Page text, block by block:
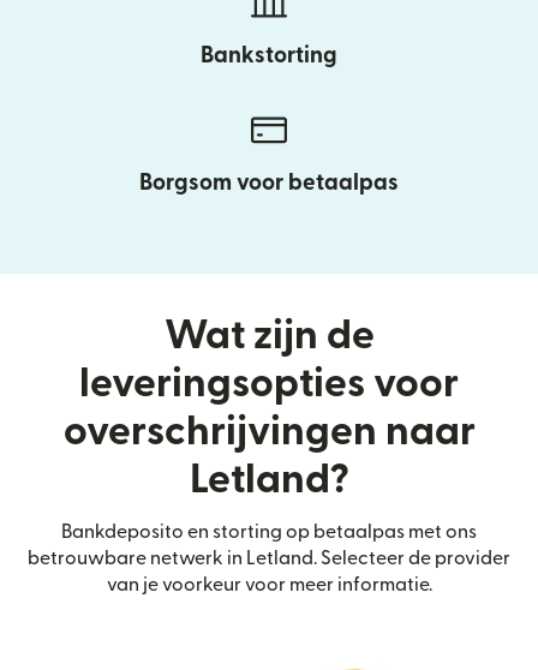
Bankstorting
Borgsom voor betaalpas
Wat zijn de
leveringsopties voor
overschrijvingen naar
Letland?
Bankdeposito en storting op betaalpas met ons
betrouwbare netwerk in Letland. Selecteer de provider
van je voorkeur voor meer informatie.